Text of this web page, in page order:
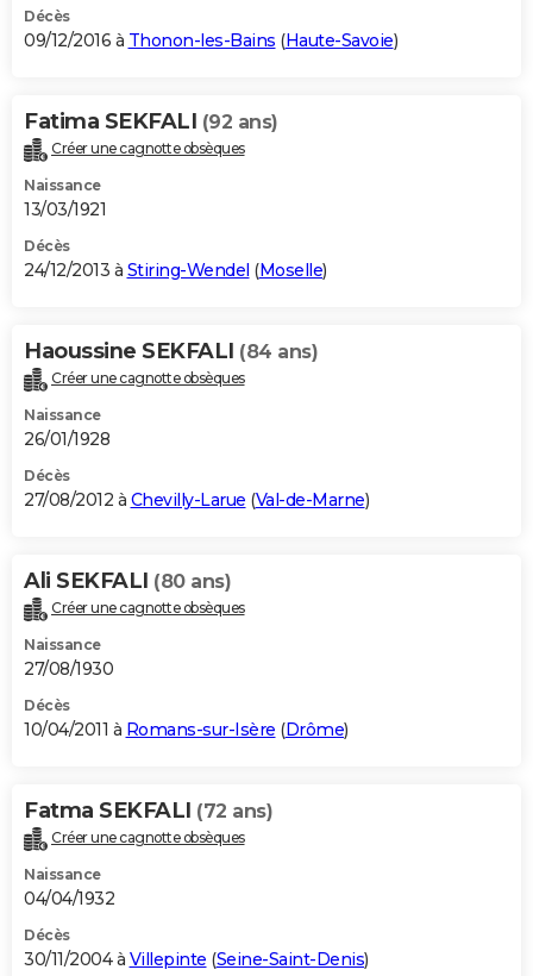
Décès
09/12/2016 à Thonon-les-Bains (Haute-Savoie)
Fatima SEKFALI (92 ans)
Créer une cagnotte obsèques
Naissance
13/03/1921
Décès
24/12/2013 à Stiring-Wendel (Moselle)
Haoussine SEKFALI (84 ans)
Créer une cagnotte obsèques
Naissance
26/01/1928
Décès
27/08/2012 à Chevilly-Larue (Val-de-Marne)
Ali SEKFALI (80 ans)
Créer une cagnotte obsèques
Naissance
27/08/1930
Décès
10/04/2011 à Romans-sur-Isère (Drôme)
Fatma SEKFALI (72 ans)
Créer une cagnotte obsèques
Naissance
04/04/1932
Décès
30/11/2004 à Villepinte (Seine-Saint-Denis)